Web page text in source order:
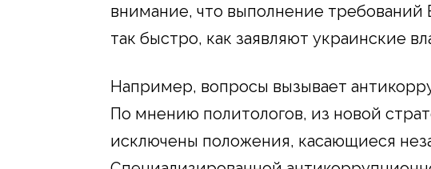
внимание, что выполнение требований
так быстро, как заявляют украинские
Например, вопросы вызывает
По мнению политологов, из новой
исключены положения, касающиеся